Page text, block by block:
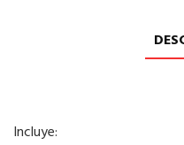
Incluye: